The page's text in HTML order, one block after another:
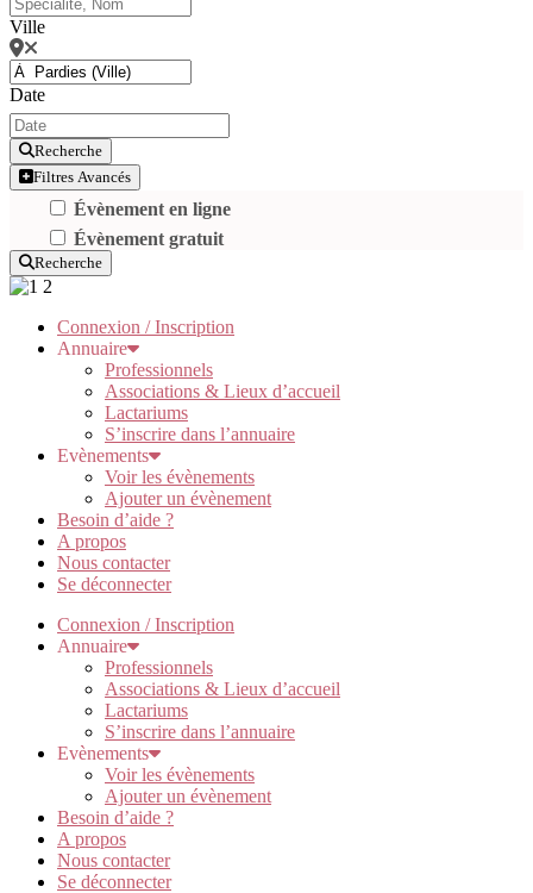
Ville
Date
Recherche
Filtres Avancés
Évènement en ligne
Évènement gratuit
Recherche
Connexion / Inscription
Annuaire
Professionnels
Associations & Lieux d’accueil
Lactariums
S’inscrire dans l’annuaire
Evènements
Voir les évènements
Ajouter un évènement
Besoin d’aide ?
A propos
Nous contacter
Se déconnecter
Connexion / Inscription
Annuaire
Professionnels
Associations & Lieux d’accueil
Lactariums
S’inscrire dans l’annuaire
Evènements
Voir les évènements
Ajouter un évènement
Besoin d’aide ?
A propos
Nous contacter
Se déconnecter